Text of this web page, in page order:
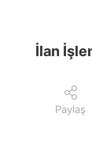
İlan
Paylaş